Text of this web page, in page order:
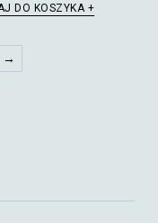
DO KOSZYKA
→